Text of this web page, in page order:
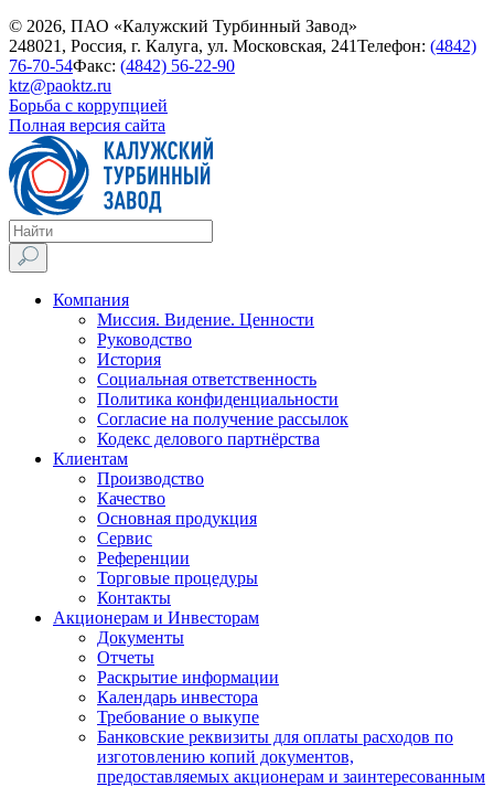
© 2026, ПАО «Калужский Турбинный Завод»
248021, Россия, г. Калуга, ул. Московская, 241Телефон: (4842)
76-70-54Факс: (4842) 56-22-90
ktz@paoktz.ru
Борьба с коррупцией
Полная версия сайта
Компания
Миссия. Видение. Ценности
Руководство
История
Социальная ответственность
Политика конфиденциальности
Согласие на получение рассылок
Кодекс делового партнёрства
Клиентам
Производство
Качество
Основная продукция
Сервис
Референции
Торговые процедуры
Контакты
Акционерам и Инвесторам
Документы
Отчеты
Раскрытие информации
Календарь инвестора
Требование о выкупе
Банковские реквизиты для оплаты расходов по
изготовлению копий документов,
предоставляемых акционерам и заинтересованным